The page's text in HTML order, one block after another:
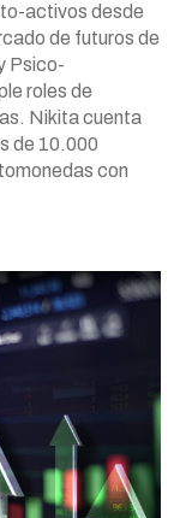
activos desde
de futuros de
Psico-
roles de
Nikita cuenta
de 10.000
con